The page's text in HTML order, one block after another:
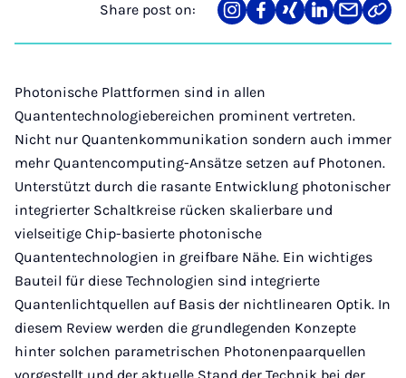
Share post on:
Share
on
Teilen
auf
Teilen
auf
Teilen
auf
Teilen
über
Link
Photonische Plattformen sind in allen
Quantentechnologiebereichen prominent vertreten.
Nicht nur Quantenkommunikation sondern auch immer
mehr Quantencomputing-Ansätze setzen auf Photonen.
Unterstützt durch die rasante Entwicklung photonischer
integrierter Schaltkreise rücken skalierbare und
vielseitige Chip-basierte photonische
Quantentechnologien in greifbare Nähe. Ein wichtiges
Bauteil für diese Technologien sind integrierte
Quantenlichtquellen auf Basis der nichtlinearen Optik. In
diesem Review werden die grundlegenden Konzepte
hinter solchen parametrischen Photonenpaarquellen